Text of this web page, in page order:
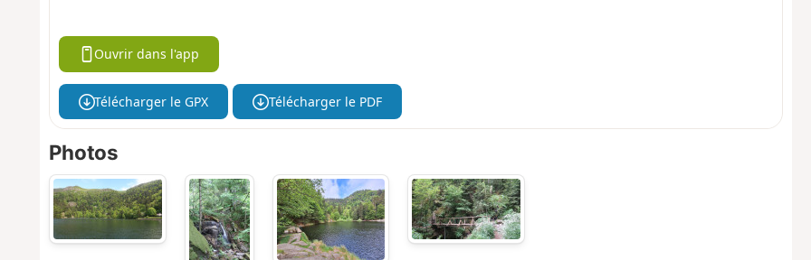
Ouvrir dans l'app
Télécharger le GPX Télécharger le PDF
Photos